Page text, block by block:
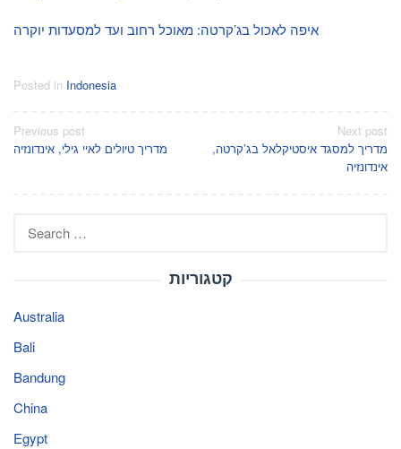
איפה לאכול בג’קרטה: מאוכל רחוב ועד למסעדות יוקרה
Posted in Indonesia
Post
navigation
Previous post
מדריך טיולים לאיי גילי, אינדונזיה
Next post
מדריך למסגד איסטיקלאל בג’קרטה,
אינדונזיה
קטגוריות
Australia
Bali
Bandung
China
Egypt